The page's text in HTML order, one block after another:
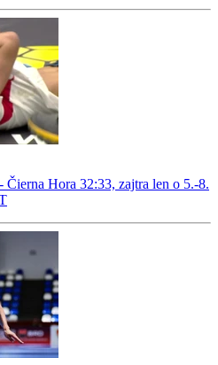
Hora 32:33, zajtra len o 5.-8.